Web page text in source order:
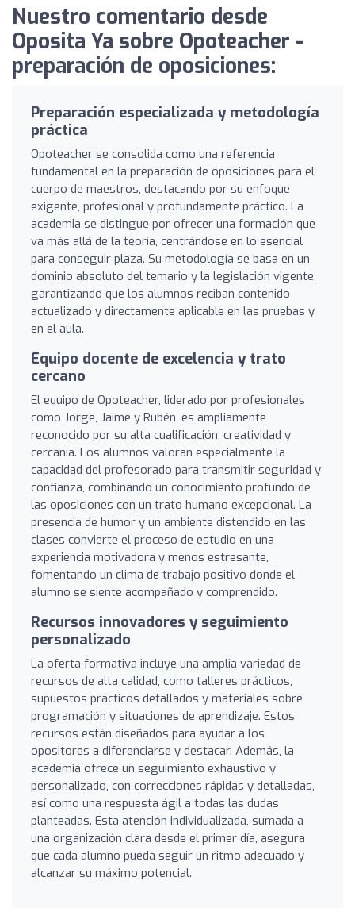
Nuestro comentario desde
Oposita Ya sobre Opoteacher -
preparación de oposiciones:
Preparación especializada y metodología
práctica
Opoteacher se consolida como una referencia
fundamental en la preparación de oposiciones para el
cuerpo de maestros, destacando por su enfoque
exigente, profesional y profundamente práctico. La
academia se distingue por ofrecer una formación que
va más allá de la teoría, centrándose en lo esencial
para conseguir plaza. Su metodología se basa en un
dominio absoluto del temario y la legislación vigente,
garantizando que los alumnos reciban contenido
actualizado y directamente aplicable en las pruebas y
en el aula.
Equipo docente de excelencia y trato
cercano
El equipo de Opoteacher, liderado por profesionales
como Jorge, Jaime y Rubén, es ampliamente
reconocido por su alta cualificación, creatividad y
cercanía. Los alumnos valoran especialmente la
capacidad del profesorado para transmitir seguridad y
confianza, combinando un conocimiento profundo de
las oposiciones con un trato humano excepcional. La
presencia de humor y un ambiente distendido en las
clases convierte el proceso de estudio en una
experiencia motivadora y menos estresante,
fomentando un clima de trabajo positivo donde el
alumno se siente acompañado y comprendido.
Recursos innovadores y seguimiento
personalizado
La oferta formativa incluye una amplia variedad de
recursos de alta calidad, como talleres prácticos,
supuestos prácticos detallados y materiales sobre
programación y situaciones de aprendizaje. Estos
recursos están diseñados para ayudar a los
opositores a diferenciarse y destacar. Además, la
academia ofrece un seguimiento exhaustivo y
personalizado, con correcciones rápidas y detalladas,
así como una respuesta ágil a todas las dudas
planteadas. Esta atención individualizada, sumada a
una organización clara desde el primer día, asegura
que cada alumno pueda seguir un ritmo adecuado y
alcanzar su máximo potencial.